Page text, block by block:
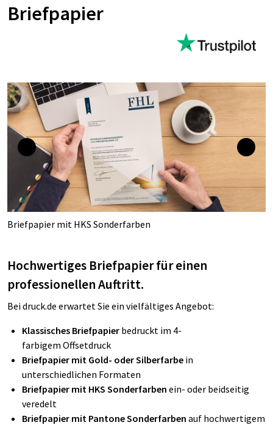
Briefpapier
Hochwertiges Briefpapier für einen
professionellen Auftritt.
Bei druck.de erwartet Sie ein vielfältiges Angebot:
Klassisches Briefpapier bedruckt im 4-
farbigem Offsetdruck
Briefpapier mit Gold- oder Silberfarbe in
unterschiedlichen Formaten
Briefpapier mit HKS Sonderfarben ein- oder beidseitig
veredelt
Briefpapier mit Pantone Sonderfarben auf hochwertigem
Briefpapier mit HKS Sonderfarben